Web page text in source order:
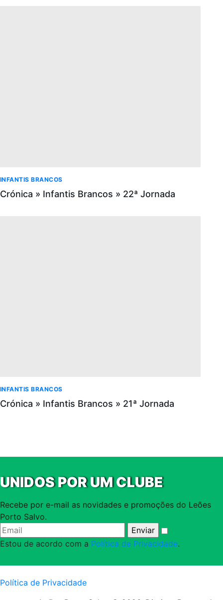
INFANTIS BRANCOS
Crónica » Infantis Brancos » 22ª Jornada
INFANTIS BRANCOS
Crónica » Infantis Brancos » 21ª Jornada
UNIDOS POR UM CLUBE
Recebe por e-mail as novidades e promoções do Leões
Porto Salvo.
Estou de acordo com a Política de Privacidade.
Política de Privacidade